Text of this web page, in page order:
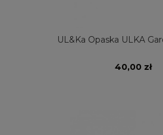
UL&Ka Opaska ULKA
40,00 zł